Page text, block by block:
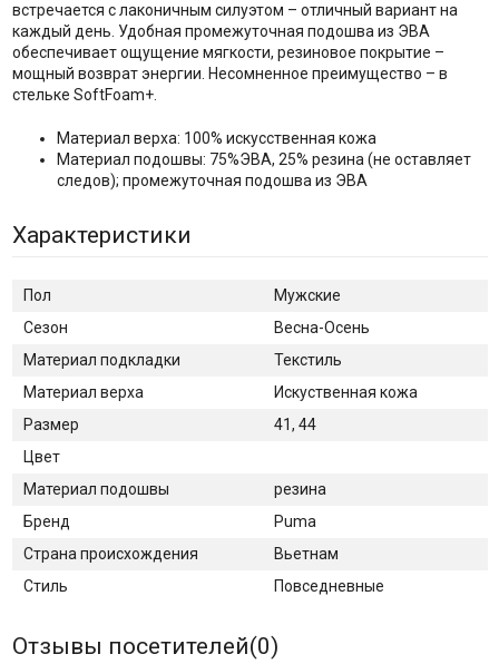
встречается с лаконичным силуэтом – отличный вариант на
каждый день. Удобная промежуточная подошва из ЭВА
обеспечивает ощущение мягкости, резиновое покрытие –
мощный возврат энергии. Несомненное преимущество – в
стельке SoftFoam+.
Материал верха: 100% искусственная кожа
Материал подошвы: 75%ЭВА, 25% резина (не оставляет
следов); промежуточная подошва из ЭВА
Характеристики
Пол
Мужские
Сезон
Весна-Осень
Материал подкладки
Текстиль
Материал верха
Искуственная кожа
Размер
41, 44
Цвет
Материал подошвы
резина
Бренд
Puma
Страна происхождения
Вьетнам
Стиль
Повседневные
Отзывы посетителей(0)